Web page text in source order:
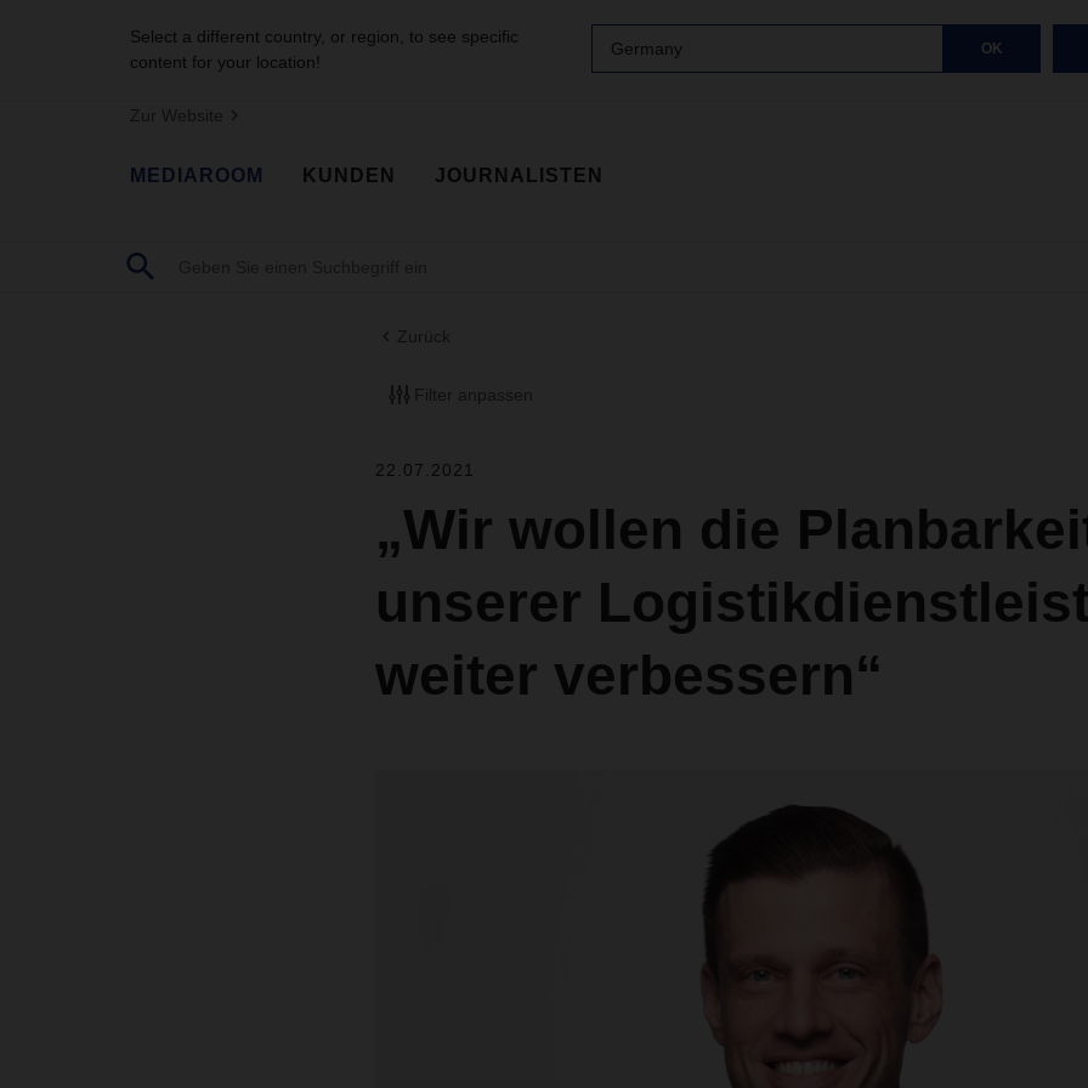
Select a different country, or region, to see specific
content for your location!
Germany OK
Zur Website
MEDIAROOM KUNDEN JOURNALISTEN
Zurück
Filter anpassen
22.07.2021
„Wir wollen die
unserer
weiter verbessern“